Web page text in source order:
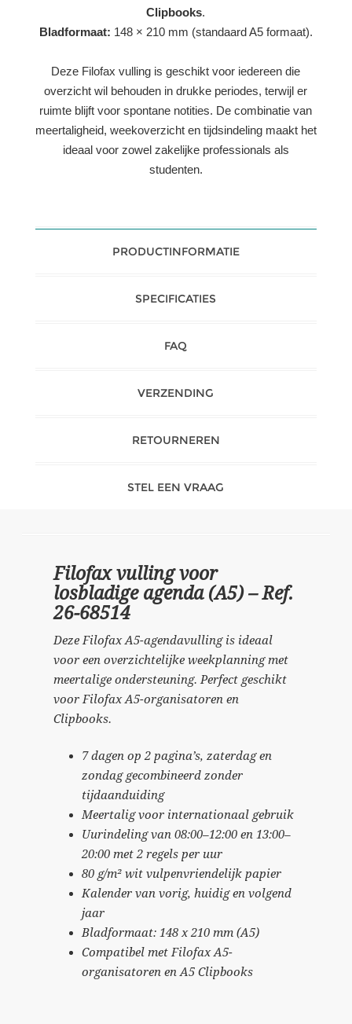
Clipbooks.
Bladformaat: 148 × 210 mm (standaard A5 formaat).
Deze Filofax vulling is geschikt voor iedereen die
overzicht wil behouden in drukke periodes, terwijl er
ruimte blijft voor spontane notities. De combinatie van
meertaligheid, weekoverzicht en tijdsindeling maakt het
ideaal voor zowel zakelijke professionals als
studenten.
PRODUCTINFORMATIE
SPECIFICATIES
FAQ
VERZENDING
RETOURNEREN
STEL EEN VRAAG
Filofax vulling voor
losbladige agenda (A5) – Ref.
26-68514
Deze Filofax A5-agendavulling is ideaal
voor een overzichtelijke weekplanning met
meertalige ondersteuning. Perfect geschikt
voor Filofax A5-organisatoren en
Clipbooks.
7 dagen op 2 pagina’s, zaterdag en
zondag gecombineerd zonder
tijdaanduiding
Meertalig voor internationaal gebruik
Uurindeling van 08:00–12:00 en 13:00–
20:00 met 2 regels per uur
80 g/m² wit vulpenvriendelijk papier
Kalender van vorig, huidig en volgend
jaar
Bladformaat: 148 x 210 mm (A5)
Compatibel met Filofax A5-
organisatoren en A5 Clipbooks